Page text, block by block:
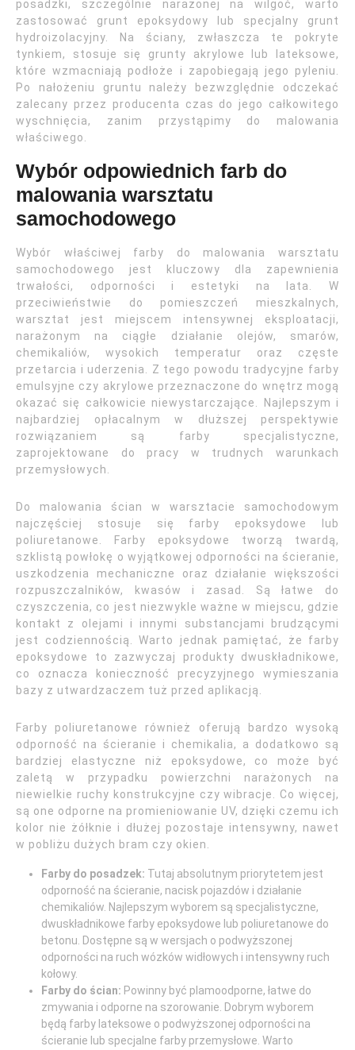
posadzki, szczególnie narażonej na wilgoć, warto
zastosować grunt epoksydowy lub specjalny grunt
hydroizolacyjny. Na ściany, zwłaszcza te pokryte
tynkiem, stosuje się grunty akrylowe lub lateksowe,
które wzmacniają podłoże i zapobiegają jego pyleniu.
Po nałożeniu gruntu należy bezwzględnie odczekać
zalecany przez producenta czas do jego całkowitego
wyschnięcia, zanim przystąpimy do malowania
właściwego.
Wybór odpowiednich farb do
malowania warsztatu
samochodowego
Wybór właściwej farby do malowania warsztatu
samochodowego jest kluczowy dla zapewnienia
trwałości, odporności i estetyki na lata. W
przeciwieństwie do pomieszczeń mieszkalnych,
warsztat jest miejscem intensywnej eksploatacji,
narażonym na ciągłe działanie olejów, smarów,
chemikaliów, wysokich temperatur oraz częste
przetarcia i uderzenia. Z tego powodu tradycyjne farby
emulsyjne czy akrylowe przeznaczone do wnętrz mogą
okazać się całkowicie niewystarczające. Najlepszym i
najbardziej opłacalnym w dłuższej perspektywie
rozwiązaniem są farby specjalistyczne,
zaprojektowane do pracy w trudnych warunkach
przemysłowych.
Do malowania ścian w warsztacie samochodowym
najczęściej stosuje się farby epoksydowe lub
poliuretanowe. Farby epoksydowe tworzą twardą,
szklistą powłokę o wyjątkowej odporności na ścieranie,
uszkodzenia mechaniczne oraz działanie większości
rozpuszczalników, kwasów i zasad. Są łatwe do
czyszczenia, co jest niezwykle ważne w miejscu, gdzie
kontakt z olejami i innymi substancjami brudzącymi
jest codziennością. Warto jednak pamiętać, że farby
epoksydowe to zazwyczaj produkty dwuskładnikowe,
co oznacza konieczność precyzyjnego wymieszania
bazy z utwardzaczem tuż przed aplikacją.
Farby poliuretanowe również oferują bardzo wysoką
odporność na ścieranie i chemikalia, a dodatkowo są
bardziej elastyczne niż epoksydowe, co może być
zaletą w przypadku powierzchni narażonych na
niewielkie ruchy konstrukcyjne czy wibracje. Co więcej,
są one odporne na promieniowanie UV, dzięki czemu ich
kolor nie żółknie i dłużej pozostaje intensywny, nawet
w pobliżu dużych bram czy okien.
Farby do posadzek: Tutaj absolutnym priorytetem jest
odporność na ścieranie, nacisk pojazdów i działanie
chemikaliów. Najlepszym wyborem są specjalistyczne,
dwuskładnikowe farby epoksydowe lub poliuretanowe do
betonu. Dostępne są w wersjach o podwyższonej
odporności na ruch wózków widłowych i intensywny ruch
kołowy.
Farby do ścian: Powinny być plamoodporne, łatwe do
zmywania i odporne na szorowanie. Dobrym wyborem
będą farby lateksowe o podwyższonej odporności na
ścieranie lub specjalne farby przemysłowe. Warto